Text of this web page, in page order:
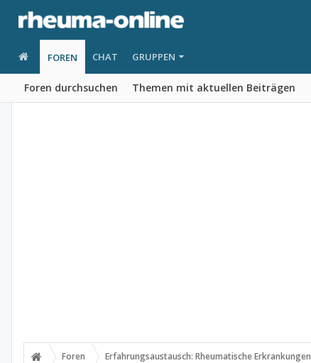
FOREN
Foren durchsuchen Themen mit aktuellen Beiträgen
CHAT GRUPPEN
Foren Erfahrungsaustausch: Rheumatische Erkrankungen